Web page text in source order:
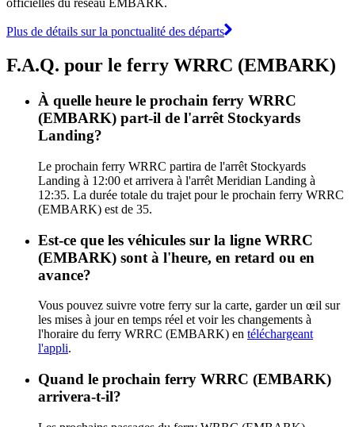
officielles du réseau EMBARK.
Plus de détails sur la ponctualité des départs
F.A.Q. pour le ferry WRRC (EMBARK)
À quelle heure le prochain ferry WRRC
(EMBARK) part-il de l'arrêt Stockyards
Landing?
Le prochain ferry WRRC partira de l'arrêt Stockyards
Landing à 12:00 et arrivera à l'arrêt Meridian Landing à
12:35. La durée totale du trajet pour le prochain ferry WRRC
(EMBARK) est de 35.
Est-ce que les véhicules sur la ligne WRRC
(EMBARK) sont à l'heure, en retard ou en
avance?
Vous pouvez suivre votre ferry sur la carte, garder un œil sur
les mises à jour en temps réel et voir les changements à
l'horaire du ferry WRRC (EMBARK) en téléchargeant
l'appli.
Quand le prochain ferry WRRC (EMBARK)
arrivera-t-il?